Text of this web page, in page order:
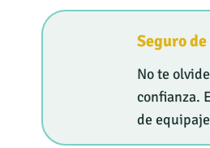
Seguro
No te
confianza.
de